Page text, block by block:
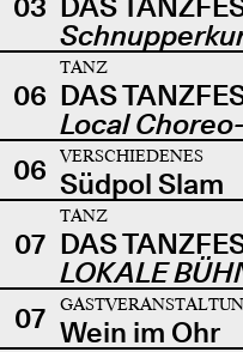
06
TANZ
DAS
Local
06
VERSCHIEDENES
Südpol Slam
07
TANZ
DAS
LOKALE
07 Wein im Ohr